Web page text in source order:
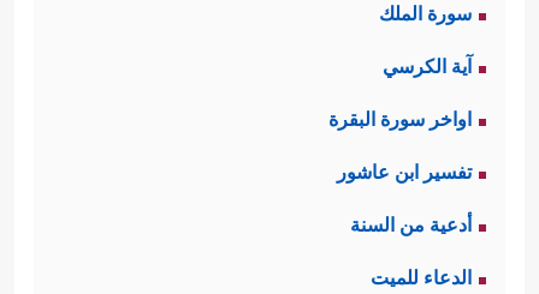
سورة الملك
آية الكرسي
اواخر سورة البقرة
تفسير ابن عاشور
أدعية من السنة
الدعاء للميت